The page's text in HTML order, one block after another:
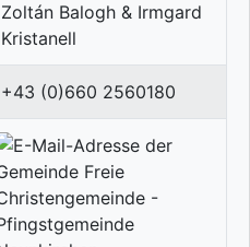
Zoltán Balogh & Irmgard
Kristanell
+43 (0)660 2560180